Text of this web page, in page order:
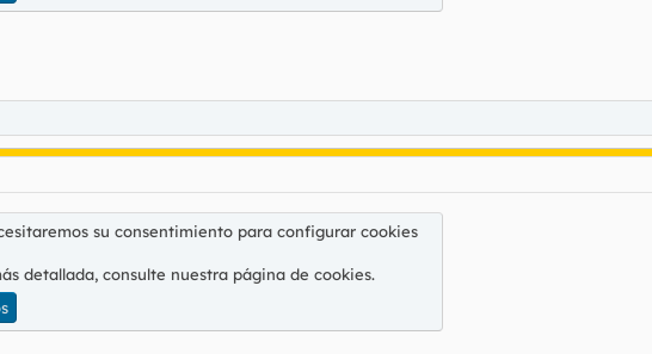
su consentimiento para configurar cookies
detallada, consulte nuestra página de cookies.